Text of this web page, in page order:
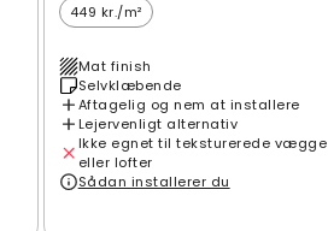
449 kr./m²
Mat finish
Selvklæbende
Aftagelig og nem at installere
Lejervenligt alternativ
Ikke egnet til teksturerede vægge
eller lofter
Sådan installerer du